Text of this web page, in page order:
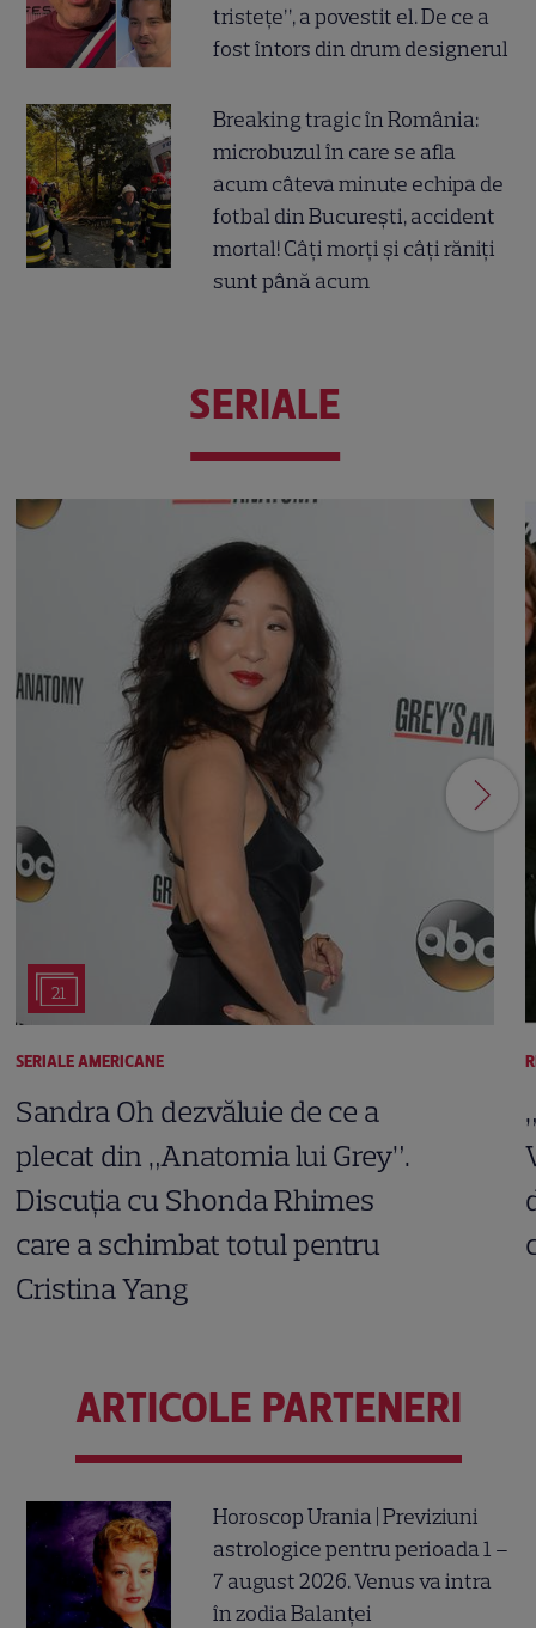
tristețe”, a povestit el. De ce a
fost întors din drum designerul
Breaking tragic în România:
microbuzul în care se afla
acum câteva minute echipa de
fotbal din București, accident
mortal! Câți morți și câți răniți
sunt până acum
SERIALE
21
SERIALE AMERICANE
Sandra Oh dezvăluie de ce a
plecat din „Anatomia lui Grey”.
Discuția cu Shonda Rhimes
care a schimbat totul pentru
Cristina Yang
ARTICOLE PARTENERI
Horoscop Urania | Previziuni
astrologice pentru perioada 1 –
7 august 2026. Venus va intra
în zodia Balanței